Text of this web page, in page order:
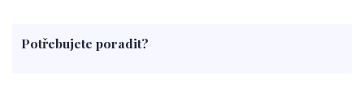
rohlíky
grilování čaj
Potřebujete poradit?